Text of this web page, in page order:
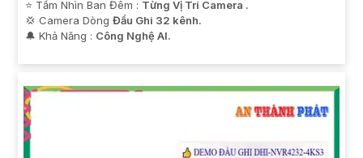
⭐ Tầm Nhìn Ban Đêm : Từng Vị Trí Camera .
💢 Camera Dòng Đầu Ghi 32 kênh.
️🔔 Khả Năng : Công Nghệ AI.